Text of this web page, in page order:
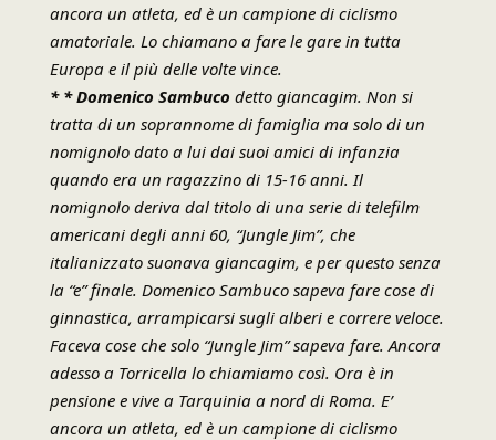
ancora un atleta, ed è un campione di ciclismo
amatoriale. Lo chiamano a fare le gare in tutta
Europa e il più delle volte vince.
* * Domenico Sambuco detto giancagim. Non si
tratta di un soprannome di famiglia ma solo di un
nomignolo dato a lui dai suoi amici di infanzia
quando era un ragazzino di 15-16 anni. Il
nomignolo deriva dal titolo di una serie di telefilm
americani degli anni 60, “Jungle Jim”, che
italianizzato suonava giancagim, e per questo senza
la “e” finale. Domenico Sambuco sapeva fare cose di
ginnastica, arrampicarsi sugli alberi e correre veloce.
Faceva cose che solo “Jungle Jim” sapeva fare. Ancora
adesso a Torricella lo chiamiamo così. Ora è in
pensione e vive a Tarquinia a nord di Roma. E’
ancora un atleta, ed è un campione di ciclismo